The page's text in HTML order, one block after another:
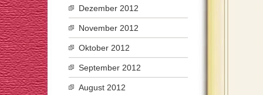
Dezember 2012
November 2012
Oktober 2012
September 2012
August 2012